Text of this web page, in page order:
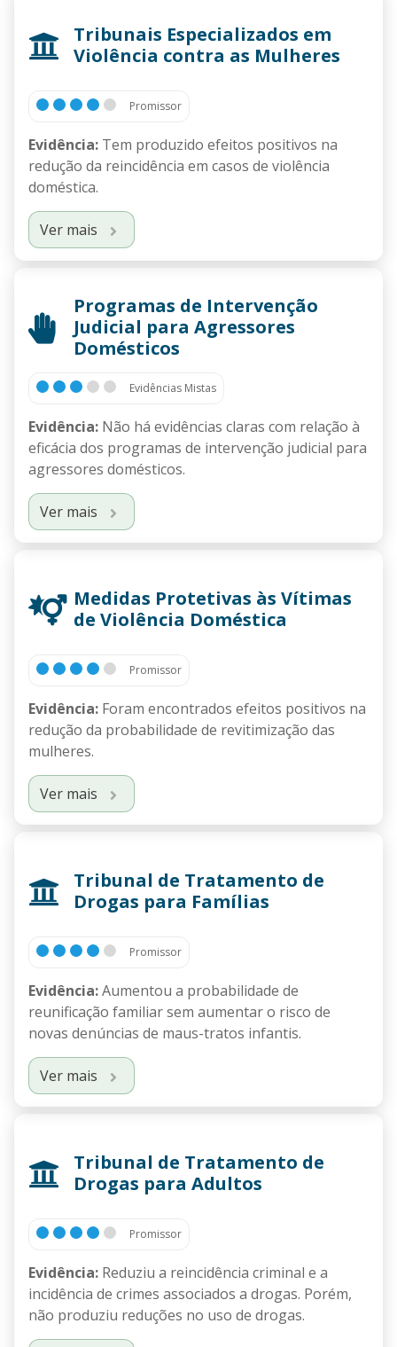
Tribunais Especializados em
Violência contra as Mulheres
Promissor
Evidência: Tem produzido efeitos positivos na
redução da reincidência em casos de violência
doméstica.
Ver mais
Programas de Intervenção
Judicial para Agressores
Domésticos
Evidências Mistas
Evidência: Não há evidências claras com relação à
eficácia dos programas de intervenção judicial para
agressores domésticos.
Ver mais
Medidas Protetivas às Vítimas
de Violência Doméstica
Promissor
Evidência: Foram encontrados efeitos positivos na
redução da probabilidade de revitimização das
mulheres.
Ver mais
Tribunal de Tratamento de
Drogas para Famílias
Promissor
Evidência:Aumentou a probabilidade de
reunificação familiar sem aumentar o risco de
novas denúncias de maus-tratos infantis.
Ver mais
Tribunal de Tratamento de
Drogas para Adultos
Promissor
Evidência: Reduziu a reincidência criminal e a
incidência de crimes associados a drogas. Porém,
não produziu reduções no uso de drogas.